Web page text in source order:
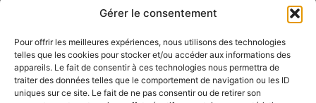
Gérer le consentement
Pour offrir les meilleures expériences, nous utilisons des technologies
telles que les cookies pour stocker et/ou accéder aux informations des
appareils. Le fait de consentir à ces technologies nous permettra de
traiter des données telles que le comportement de navigation ou les ID
uniques sur ce site. Le fait de ne pas consentir ou de retirer son
distributeur indépendant et n'est pas le site